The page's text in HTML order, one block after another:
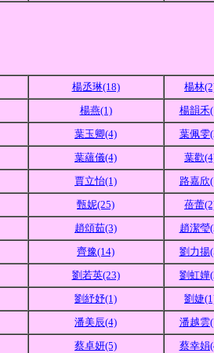
楊丞琳(18)
楊林
楊燕(1)
楊韻禾
葉玉卿(4)
葉佩雯
葉蘊儀(4)
葉歡
賈立怡(1)
路嘉欣
甄妮(25)
蓓蕾
趙頌茹(3)
趙潔瑩
齊豫(14)
劉力揚
劉若英(23)
劉虹嬅
劉紓妤(1)
劉婕
潘美辰(4)
潘越雲
蔡卓妍(5)
蔡幸娟